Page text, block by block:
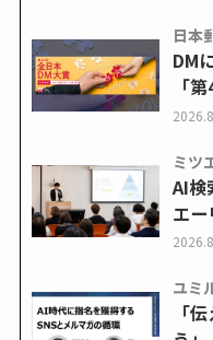
日本
DM
「
ミツ
AI
エ
ユミ
「